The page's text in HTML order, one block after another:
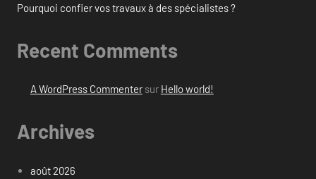
Pourquoi confier vos travaux à des spécialistes ?
Recent Comments
A WordPress Commentersur Hello world!
Archives
août 2026